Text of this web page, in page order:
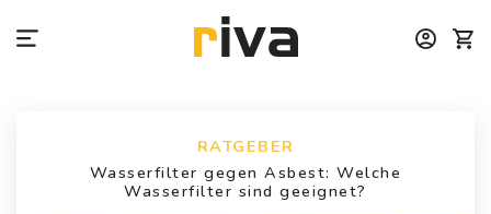
Inhalt
RATGEBER
Wasserfilter gegen Asbest: Welche
Wasserfilter sind geeignet?